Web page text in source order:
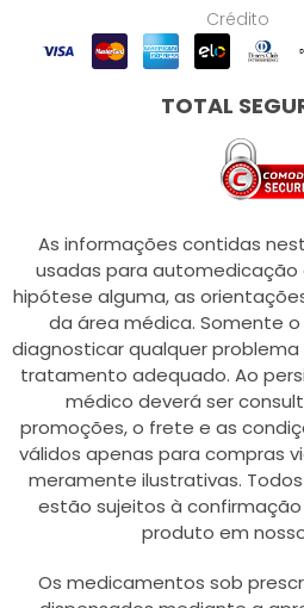
Crédito
TOTAL
As informações contidas
usadas para
hipótese alguma, as
da área médica. Somente
diagnosticar qualquer
tratamento adequado. Ao
médico deverá ser
promoções, o frete e as
válidos apenas para compras
meramente ilustrativas.
estão sujeitos à
produto em
Os medicamentos sob